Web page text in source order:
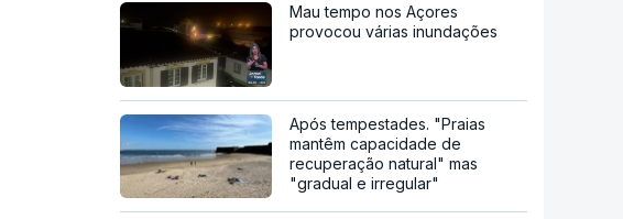
Mau tempo nos Açores
provocou várias inundações
Após tempestades. "Praias
mantêm capacidade de
recuperação natural" mas
"gradual e irregular"